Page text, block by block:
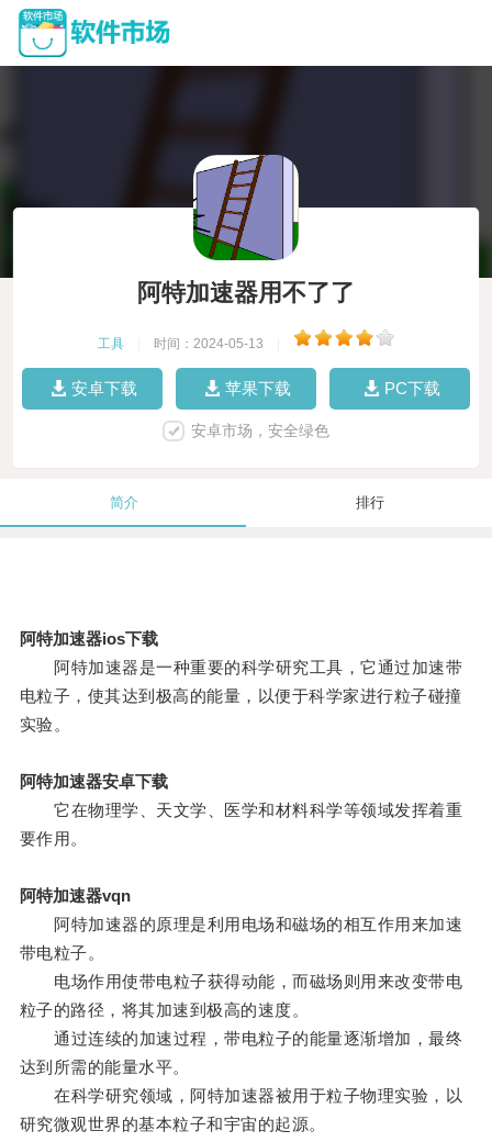
阿特加速器用不了了
工具 时间：2024-05-13
安卓下载 苹果下载 PC下载
安卓市场，安全绿色
简介 排行
阿特加速器ios下载
阿特加速器是一种重要的科学研究工具，它通过加速带
电粒子，使其达到极高的能量，以便于科学家进行粒子碰撞
实验。
阿特加速器安卓下载
它在物理学、天文学、医学和材料科学等领域发挥着重
要作用。
阿特加速器vqn
阿特加速器的原理是利用电场和磁场的相互作用来加速
带电粒子。
电场作用使带电粒子获得动能，而磁场则用来改变带电
粒子的路径，将其加速到极高的速度。
通过连续的加速过程，带电粒子的能量逐渐增加，最终
达到所需的能量水平。
在科学研究领域，阿特加速器被用于粒子物理实验，以
研究微观世界的基本粒子和宇宙的起源。